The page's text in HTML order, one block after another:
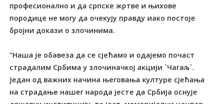
професионално и да српске жртве и њихове
породице не могу да очекују правду иако постоје
бројни докази о злочинима.
"Наша је обавеза да се сјећамо и одајемо почаст
страдалим Србима у злочиначкој акцији `Чагаљ`.
Један од важних начина његовања културе сјећања
на страдање нашег народа јесте да Србија оснује